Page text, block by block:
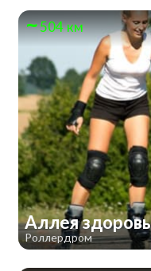
504 км
Аллея
Роллердром